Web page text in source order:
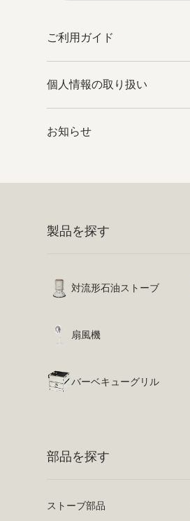
ご利用ガイド
個人情報の取り扱い
お知らせ
製品を探す
対流形石油ストーブ
扇風機
バーベキューグリル
部品を探す
ストーブ部品